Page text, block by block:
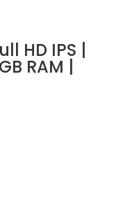
HD IPS |
RAM |